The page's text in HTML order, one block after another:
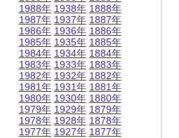
1988年
1987年
1986年
1985年
1984年
1983年
1982年
1981年
1980年
1979年
1978年
1977年
1938年
1937年
1936年
1935年
1934年
1933年
1932年
1931年
1930年
1929年
1928年
1927年
1888年
1887年
1886年
1885年
1884年
1883年
1882年
1881年
1880年
1879年
1878年
1877年